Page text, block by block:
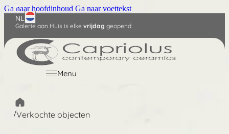
Ga naar hoofdinhoud Ga naar voettekst
Galerie aan Huis is elke vrijdag geopend
NL
English
Menu
/Verkochte objecten